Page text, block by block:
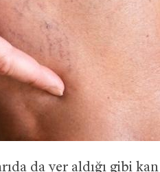
da yer aldığı gibi kan